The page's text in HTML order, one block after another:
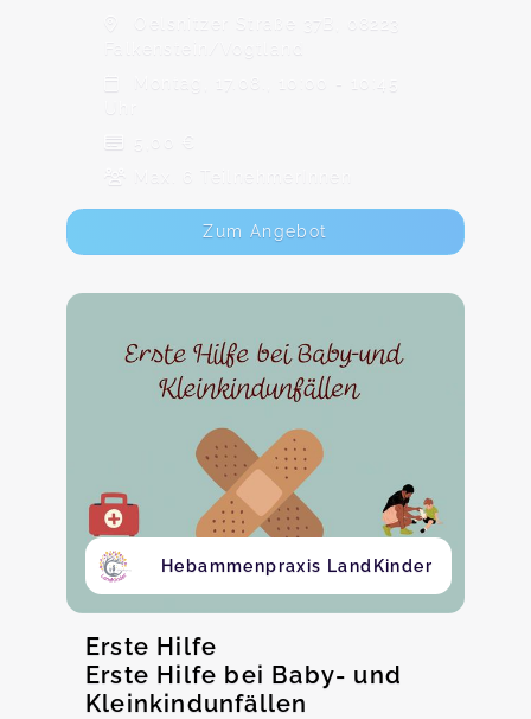
Oelsnitzer Straße 37B, 08223
Falkenstein/Vogtland
Montag, 17.08., 10:00 - 10:45
5,00 €
Max. 6 TeilnehmerInnen
Zum Angebot
Hebammenpraxis LandKinder
Erste Hilfe
Erste Hilfe bei Baby- und
Kleinkindunfällen